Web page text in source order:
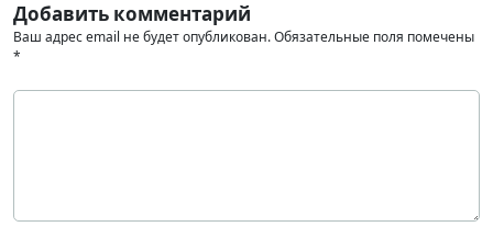
Добавить комментарий
Ваш адрес email не будет опубликован.Обязательные поля помечены
*